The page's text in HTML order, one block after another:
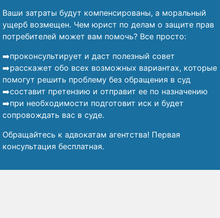
Ваши затраты будут компенсированы, а моральный
ущерб возмещен. Чем юрист по делам о защите прав
потребителей может вам помочь? Все просто:
➡️проконсультирует и даст полезный совет
➡️расскажет обо всех возможных вариантах, которые
помогут решить проблему без обращения в суд
➡️составит претензию и отправит ее по назначению
➡️при необходимости подготовит иск и будет
сопровождать вас в суде.
Обращайтесь к адвокатам агентства! Первая
консультация бесплатная.